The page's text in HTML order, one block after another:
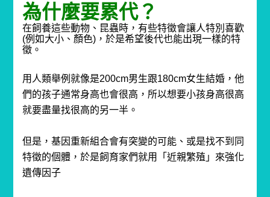
為什麼要累代？
在飼養這些動物、昆蟲時，有些特徵會讓人特別喜歡
(例如大小、顏色) ，於是希望後代也能出現一樣的特
徵。
用人類舉例就像是200cm男生跟180cm女生結婚，他
們的孩子通常身高也會很高，所以想要小孩身高很高
就要盡量找很高的另一半。
但是，基因重新組合會有突變的可能、或是找不到同
特徵的個體，於是飼育家們就用「近親繁殖」來強化
遺傳因子